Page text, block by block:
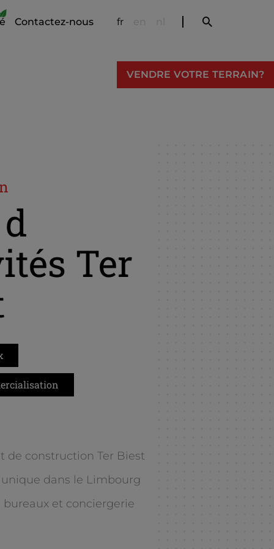
Contactez-nous fr en nl
VENDRE VOTRE TERRAIN?
Ter
de construction Ter Biest
dans le Limbourg
bureaux et conciergerie